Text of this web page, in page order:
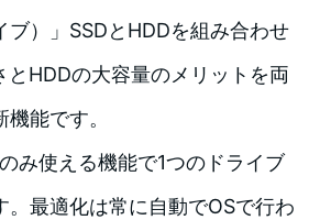
ブ）」SSDとHDDを組み合わせ
とHDDの大容量のメリットを両
能です。
み使える機能で1つのドライブ
。最適化は常に自動でOSで行わ